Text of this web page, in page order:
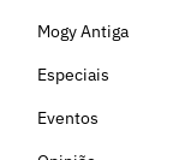
Mogy Antiga
Especiais
Eventos